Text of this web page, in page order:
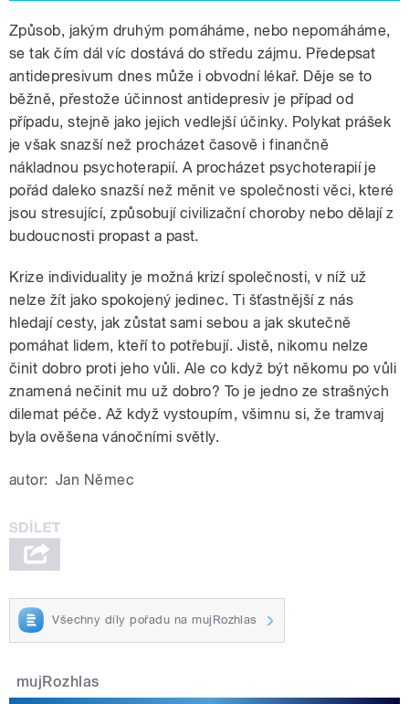
Způsob, jakým druhým pomáháme, nebo nepomáháme,
se tak čím dál víc dostává do středu zájmu. Předepsat
antidepresivum dnes může i obvodní lékař. Děje se to
běžně, přestože účinnost antidepresiv je případ od
případu, stejně jako jejich vedlejší účinky. Polykat prášek
je však snazší než procházet časově i finančně
nákladnou psychoterapií. A procházet psychoterapií je
pořád daleko snazší než měnit ve společnosti věci, které
jsou stresující, způsobují civilizační choroby nebo dělají z
budoucnosti propast a past.
Krize individuality je možná krizí společnosti, v níž už
nelze žít jako spokojený jedinec. Ti šťastnější z nás
hledají cesty, jak zůstat sami sebou a jak skutečně
pomáhat lidem, kteří to potřebují. Jistě, nikomu nelze
činit dobro proti jeho vůli. Ale co když být někomu po vůli
znamená nečinit mu už dobro? To je jedno ze strašných
dilemat péče. Až když vystoupím, všimnu si, že tramvaj
byla ověšena vánočními světly.
autor: Jan Němec
Všechny díly pořadu na mujRozhlas
mujRozhlas